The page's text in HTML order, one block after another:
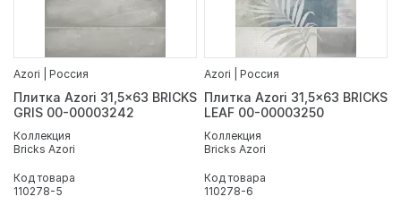
Azori | Россия
Плитка Azori 31,5x63 BRICKS
GRIS 00-00003242
Коллекция
Bricks Azori
Код товара
110278-5
Azori | Россия
Плитка Azori 31,5x63 BRICKS
LEAF 00-00003250
Коллекция
Bricks Azori
Код товара
110278-6